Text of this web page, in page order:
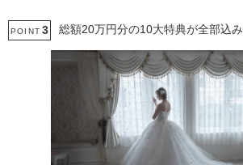
POINT 3 総額20万円分の10大特典が全部込み